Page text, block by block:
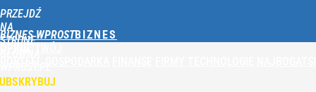
PRZEJDŹ
NA
STRONĘ
BIZNES WPROST